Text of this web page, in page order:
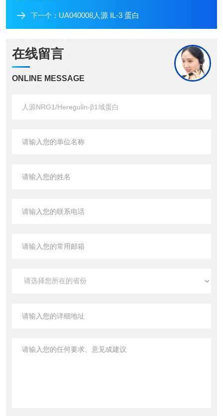
下一个： UA040008人源 IL-3 蛋白
在线留言
ONLINE MESSAGE